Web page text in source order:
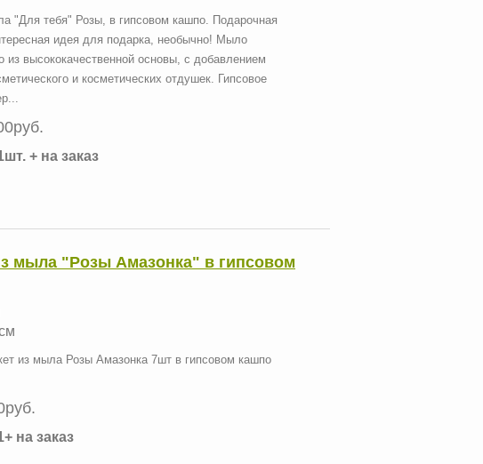
"Для тебя" Розы, в гипсовом кашпо. Подарочная
идея для подарка, необычно! Мыло
из высококачественной основы, с добавлением
и косметических отдушек. Гипсовое
+ на заказ
мыла "Розы Амазонка" в гипсовом
из мыла Розы Амазонка 7шт в гипсовом кашпо
на заказ